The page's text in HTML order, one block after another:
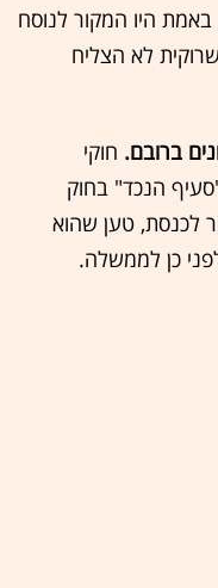
באמת היו המקור לנוסח
לא הצליח
ברובם. חוקי
הנכד" בחוק
לכנסת, טען שהוא
כן לממשלה.